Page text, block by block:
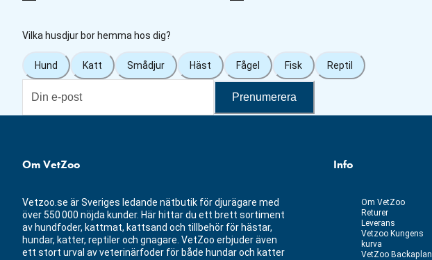
Vilka husdjur bor hemma hos dig?
Hund Katt Smådjur Häst Fågel Fisk Reptil
Prenumerera
Om VetZoo
Vetzoo.se är Sveriges ledande nätbutik för djurägare med
över 550 000 nöjda kunder. Här hittar du ett brett sortiment
av hundfoder, kattmat, kattsand och tillbehör för hästar,
hundar, katter, reptiler och gnagare. VetZoo erbjuder även
ett stort urval av veterinärfoder för både hundar och katter
Info
Om VetZoo
Returer
Leverans
Vetzoo Kungens
kurva
VetZoo Backaplan